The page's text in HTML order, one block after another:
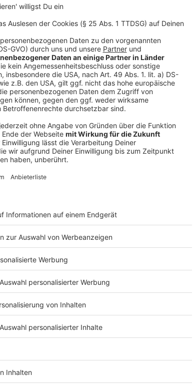
lassen sich zum Teil auf den
ist vor allem, dass alle Mitspielerinnen und Mitspieler
gelten. Das verhindert Diskussionen und sorgt für
Vygen | kicktipp
Gründer Janning Vygen
ihr erfolgreicher
Tippspiel nicht nur mitmachen, sondern auch vorne
nicht einfach aus dem Bauch heraus tippen. Wir
gesprochen. Er ist Gründer der Tippspielplattform
nur in Maßen
mit besonders überraschenden Ergebnissen
Das kann zwar im Einzelfall funktionieren,
erfolgreich sein will, sollte eher auf realistische
sich abzusetzen.
sagt:„Gerade bei der WM ist es schon
häufiger, muss man sagen. Das Feld ist nicht so eng
auch gesehen hat, in der zweiten Bundesliga, wo das
der 18. mal den Ersten schlagen. Das ist bei der WM